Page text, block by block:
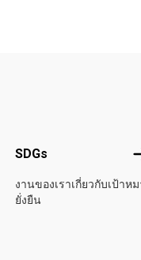
SDGs
งานของเราเกี่ยวกับเป้า
ยั่งยืน